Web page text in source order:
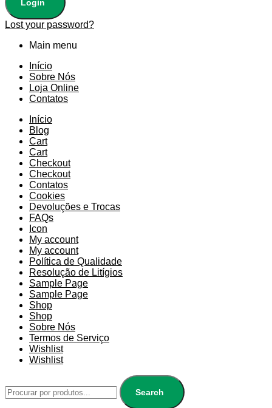
Login
Lost your password?
Main menu
Início
Sobre Nós
Loja Online
Contatos
Início
Blog
Cart
Cart
Checkout
Checkout
Contatos
Cookies
Devoluções e Trocas
FAQs
Icon
My account
My account
Política de Qualidade
Resolução de Litígios
Sample Page
Sample Page
Shop
Shop
Sobre Nós
Termos de Serviço
Wishlist
Wishlist
Search